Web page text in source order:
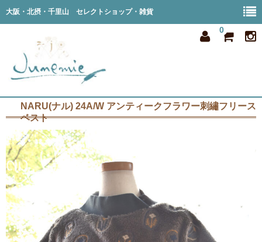
大阪・北摂・千里山 セレクトショップ・雑貨
0
home
all item
member
order
privacy
shop info
NARU(ナル) 24A/W アンティークフラワー刺繡フリース
ベスト